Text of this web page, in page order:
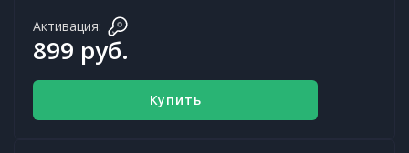
Активация:
899 руб.
Купить